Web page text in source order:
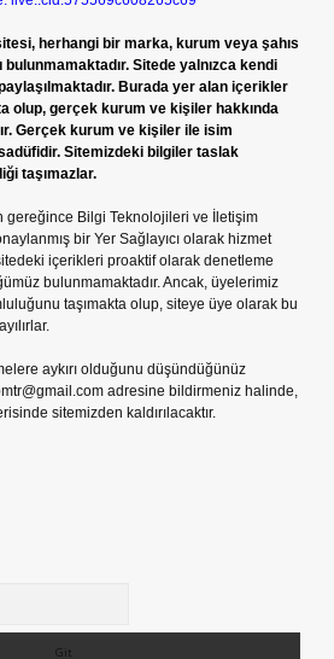
herhangi bir marka, kurum veya şahıs
Sitede yalnızca kendi
paylaşılmaktadır. Burada yer alan içerikler
olup, gerçek kurum ve kişiler hakkında
Gerçek kurum ve kişiler ile isim
Sitemizdeki bilgiler taslak
taşımazlar.
gereğince Bilgi Teknolojileri ve İletişim
bir Yer Sağlayıcı olarak hizmet
içerikleri proaktif olarak denetleme
bulunmamaktadır. Ancak, üyelerimiz
taşımakta olup, siteye üye olarak bu
aykırı olduğunu düşündüğünüz
adresine bildirmeniz halinde,
sitemizden kaldırılacaktır.